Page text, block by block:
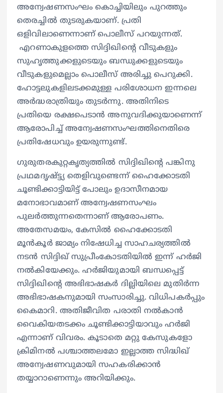
അന്വേഷണസംഘം കൊച്ചിയിലും പുറത്തും
തെരച്ചിൽ തുടരുകയാണ്. പ്രതി
ഒളിവിലാണെന്നാണ് പൊലീസ് പറയുന്നത്.
എറണാകുളത്തെ സിദ്ദിഖിന്റെ വീടുകളും
സുഹൃത്തുക്കളുടെയും ബന്ധുക്കളുടെയും
വീടുകളുമെല്ലാം പൊലീസ് അരിച്ചു പെറുക്കി.
ഹോട്ടലുകളിലടക്കമുള്ള പരിശോധന ഇന്നലെ
അർദ്ധരാത്രിയും തുടർന്നു. അതിനിടെ
പ്രതിയെ രക്ഷപെടാൻ അനുവദിക്കുയാണെന്ന്
ആരോപിച്ച് അന്വേഷണസംഘത്തിനെതിരെ
പ്രതിഷേധവും ഉയരുന്നുണ്ട്.
ഗുരുതരകുറ്റകൃത്യത്തിൽ സിദ്ദിഖിന്റെ പങ്കിനു
പ്രഥമദൃഷ്ട്ട്യ തെളിവുണ്ടെന്ന് ഹൈക്കോടതി
ചൂണ്ടിക്കാട്ടിയിട്ട് പോലും ഉദാസീനമായ
മനോഭാവമാണ് അന്വേഷണസംഘം
പുലർത്തുന്നതെന്നാണ് ആരോപണം.
അതേസമയം, കേസിൽ ഹൈക്കോടതി
മൂൻകൂർ ജാമ്യം നിഷേധിച്ച സാഹചര്യത്തിൽ
നടൻ സിദ്ദിഖ് സുപ്രീംകോടതിയിൽ ഇന്ന് ഹർജി
നൽകിയേക്കും. ഹർജിയുമായി ബന്ധപ്പെട്ട്
സിദ്ദിഖിന്റെ അഭിഭാഷകർ ദില്ലിയിലെ മുതിർന്ന
അഭിഭാഷകനുമായി സംസാരിച്ചു. വിധിപകർപ്പും
കൈമാറി. അതിജീവിത പരാതി നൽകാൻ
വൈകിയതടക്കം ചൂണ്ടിക്കാട്ടിയാവും ഹർജി
എന്നാണ് വിവരം. കൂടാതെ മറ്റു കേസുകളോ
ക്രിമിനൽ പശ്ചാത്തലമോ ഇല്ലാത്ത സിദ്ധിഖ്
അന്വേഷണവുമായി സഹകരിക്കാൻ
തയ്യാറാണെന്നും അറിയിക്കും.